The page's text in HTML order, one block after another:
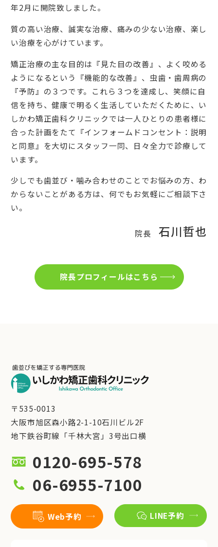
年2月に開院致しました。
質の高い治療、誠実な治療、痛みの少ない治療、楽し
い治療を心がけています。
矯正治療の主な目的は『見た目の改善』、よく咬める
ようになるという『機能的な改善』、虫歯・歯周病の
『予防』の３つです。これら３つを達成し、笑顔に自
信を持ち、健康で明るく生活していただくために、い
しかわ矯正歯科クリニックでは一人ひとりの患者様に
合った計画をたて『インフォームドコンセント：説明
と同意』を大切にスタッフ一同、日々全力で診療して
います。
少しでも歯並び・噛み合わせのことでお悩みの方、わ
からないことがある方は、何でもお気軽にご相談下さ
い。
院長 石川哲也
院長プロフィールはこちら
〒535-0013
大阪市旭区森小路2-1-10石川ビル2F
地下鉄谷町線「千林大宮」3号出口横
0120-695-578
06-6955-7100
Web予約 LINE予約